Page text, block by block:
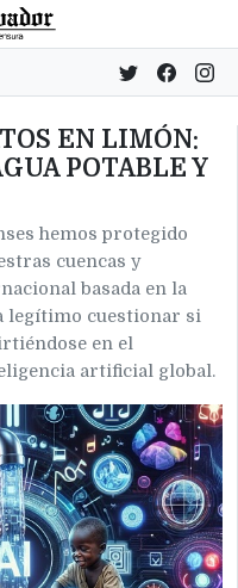
EN LIMÓN:
POTABLE Y
hemos protegido
cuencas y
basada en la
legítimo cuestionar si
en el
artificial global.